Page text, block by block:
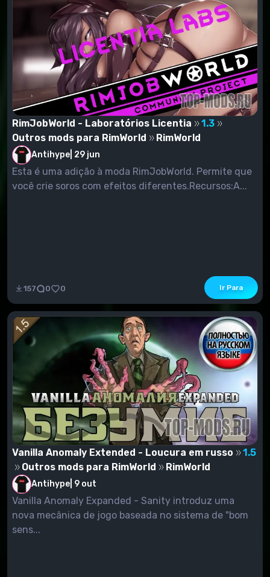
RimJobWorld - Laboratórios Licentia
1.3
Outros mods para RimWorld
RimWorld
Antihype 29 jun
Esta é uma adição à moda RimJobWorld. Permite que
você crie soros com efeitos diferentes.Recursos:A...
157 0 0 Ir Para
Vanilla Anomaly Extended - Loucura em russo
1.5
Outros mods para RimWorld
RimWorld
Antihype 9 out
Vanilla Anomaly Expanded - Sanity introduz uma
nova mecânica de jogo baseada no sistema de "bom
sens...